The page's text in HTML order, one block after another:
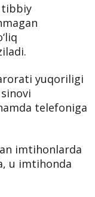
tibbiy
yuqoriligi
telefoniga
imtihonlarda
u imtihonda